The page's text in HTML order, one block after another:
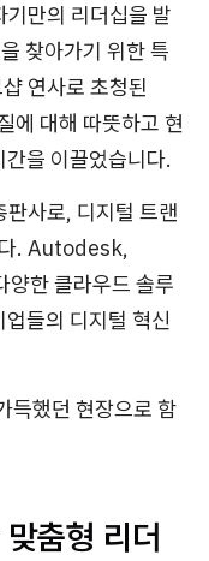
만의 리더십을 발
찾아가기 위한 특
연사로 초청된
에 대해 따뜻하고 현
을 이끌었습니다.
판사로, 디지털 트랜
다. Autodesk,
한 클라우드 솔루
들의 디지털 혁신
득했던 현장으로 함
춤형 리더